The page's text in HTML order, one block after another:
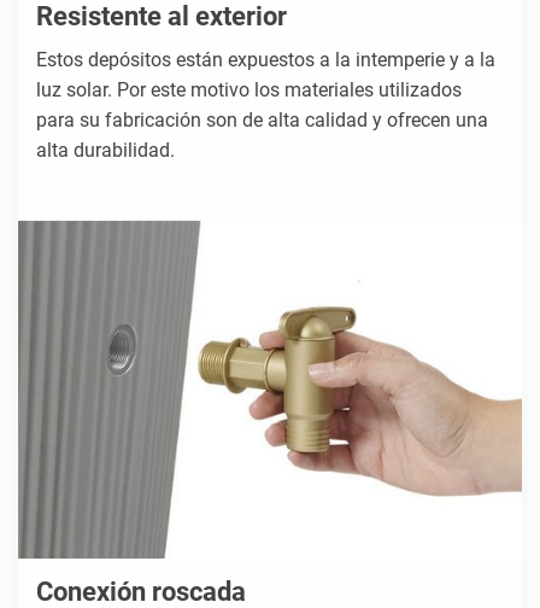
Resistente al exterior
Estos depósitos están expuestos a la intemperie y a la
luz solar. Por este motivo los materiales utilizados
para su fabricación son de alta calidad y ofrecen una
alta durabilidad.
Conexión roscada